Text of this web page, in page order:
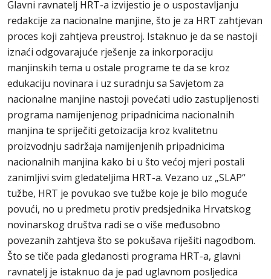
Glavni ravnatelj HRT-a izvijestio je o uspostavljanju
redakcije za nacionalne manjine, što je za HRT zahtjevan
proces koji zahtjeva preustroj. Istaknuo je da se nastoji
iznaći odgovarajuće rješenje za inkorporaciju
manjinskih tema u ostale programe te da se kroz
edukaciju novinara i uz suradnju sa Savjetom za
nacionalne manjine nastoji povećati udio zastupljenosti
programa namijenjenog pripadnicima nacionalnih
manjina te spriječiti getoizacija kroz kvalitetnu
proizvodnju sadržaja namijenjenih pripadnicima
nacionalnih manjina kako bi u što većoj mjeri postali
zanimljivi svim gledateljima HRT-a. Vezano uz „SLAP“
tužbe, HRT je povukao sve tužbe koje je bilo moguće
povući, no u predmetu protiv predsjednika Hrvatskog
novinarskog društva radi se o više međusobno
povezanih zahtjeva što se pokušava riješiti nagodbom.
Što se tiče pada gledanosti programa HRT-a, glavni
ravnatelj je istaknuo da je pad uglavnom posljedica